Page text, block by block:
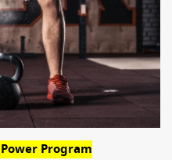
Program